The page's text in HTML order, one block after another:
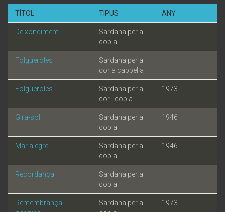
TÍTOL TIPUS ANY
Deixondiment
Sardana per a
cobla
Folgueroles
Sardana per a
cor a cappella
Folgueroles
Sardana per a
cor i cobla
1973
Gira-sol
Sardana per a
cobla
1946
Mar alegre
Sardana per a
cobla
1946
Recordança
Sardana per a
cobla
Remembrança
Sardana per a
1973